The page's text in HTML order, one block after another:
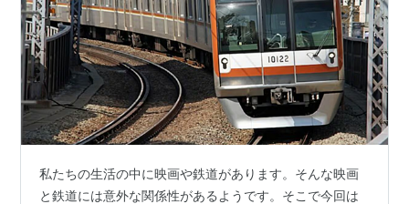
私たちの生活の中に映画や鉄道があります。そんな映画
と鉄道には意外な関係性があるようです。そこで今回は